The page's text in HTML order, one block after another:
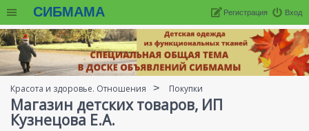
СИБМАМА Вход
Регистрация
Красота и здоровье. Отношения Покупки
Магазин детских товаров, ИП
Кузнецова Е.А.